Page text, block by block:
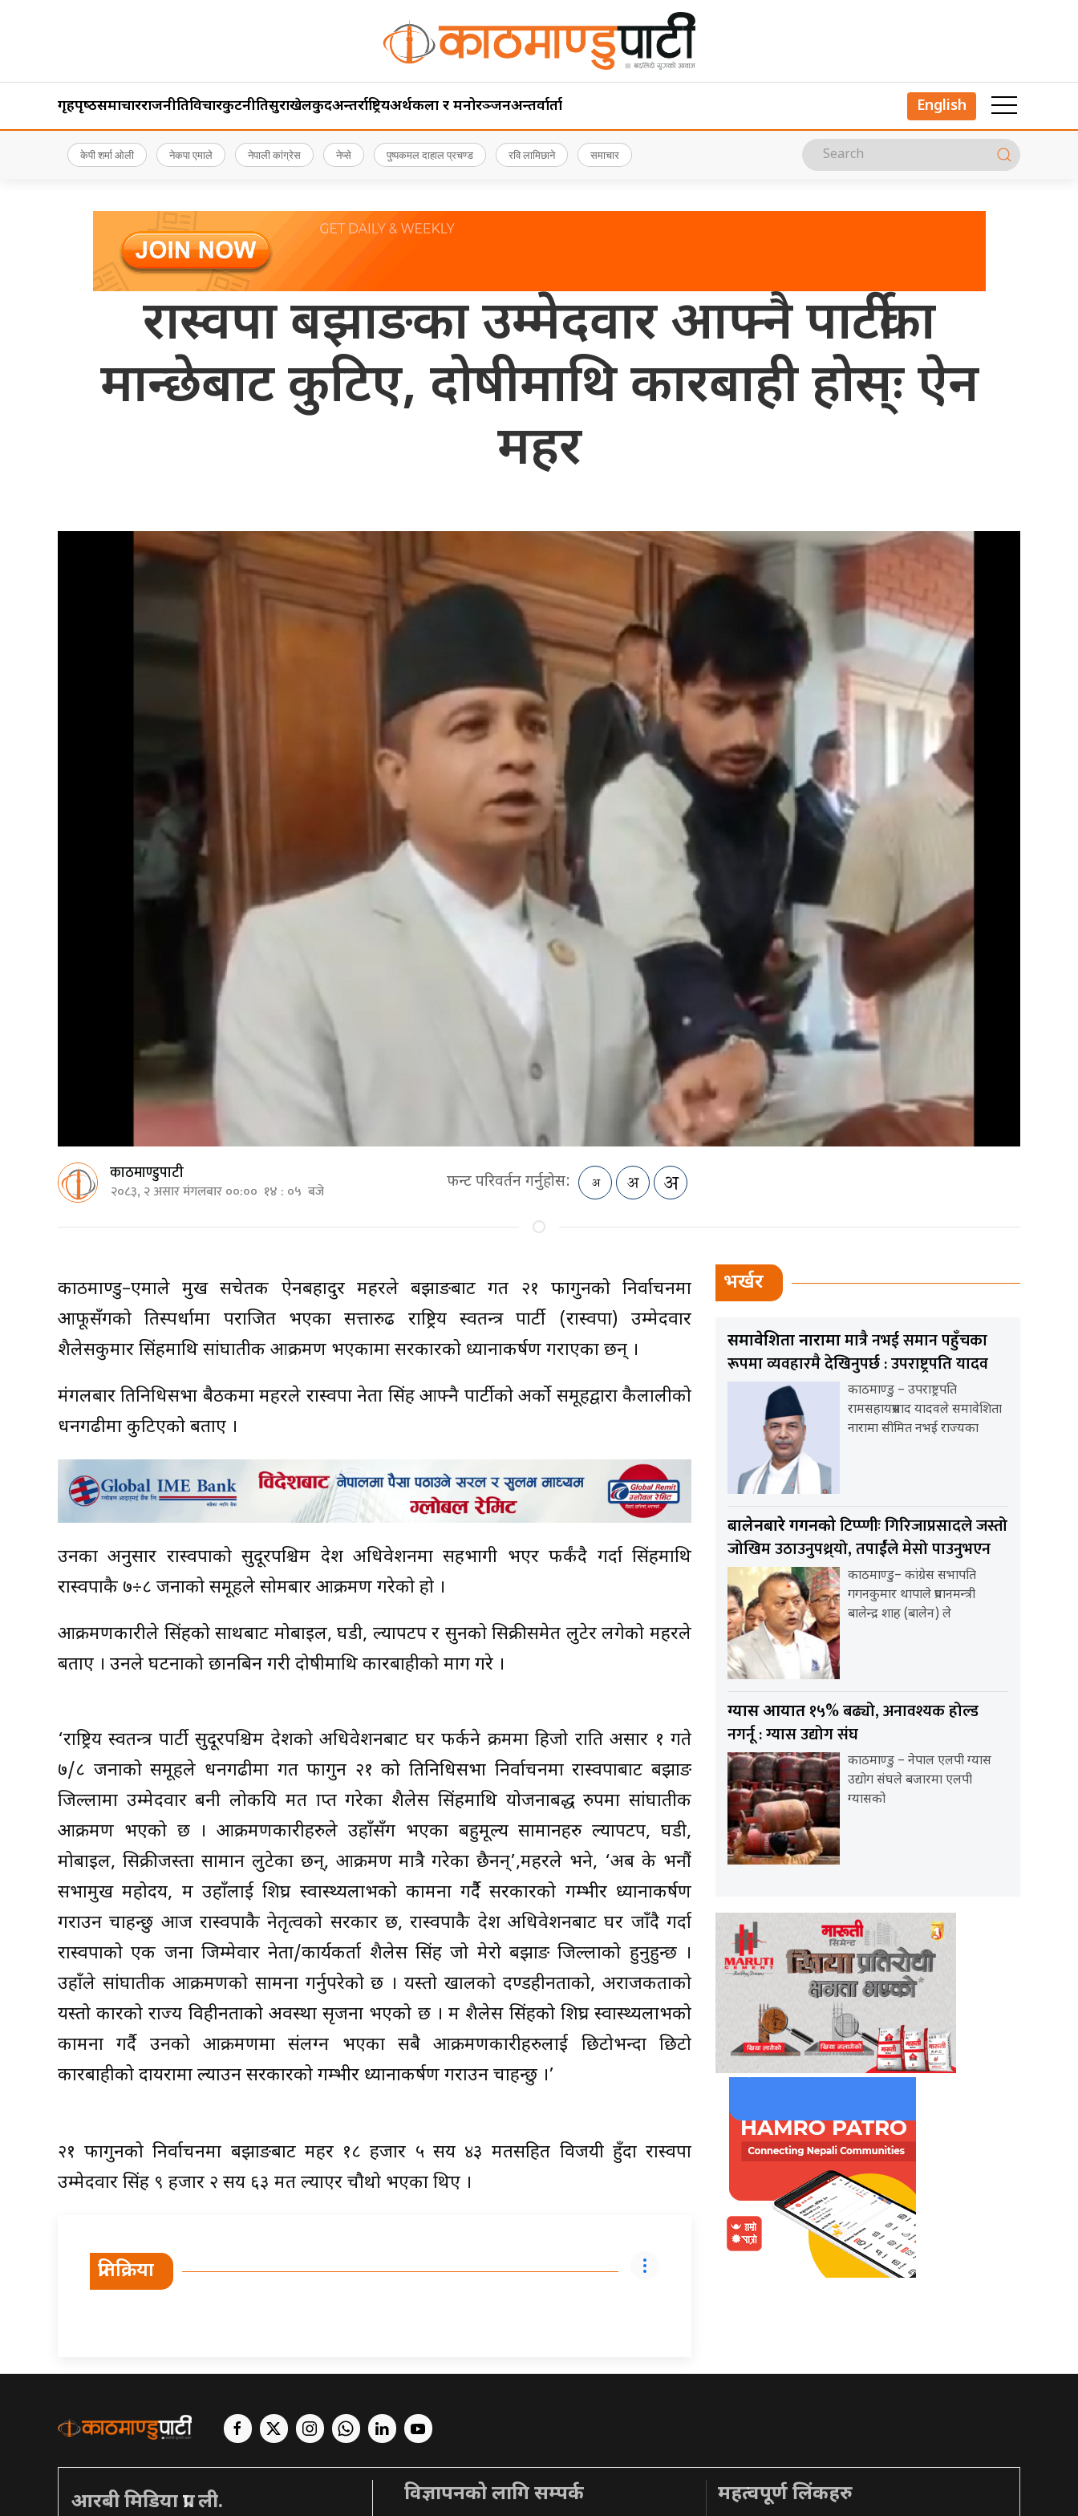
गृहपृष्‍ठसमाचारराजनीतिविचारकुटनीतिसुरक्षाखेलकुदअन्तर्राष्ट्रियअर्थकला र मनोरञ्जनअन्तर्वार्ता English
केपी शर्मा ओली नेकपा एमाले नेपाली कांग्रेस नेप्से पुष्पकमल दाहाल प्रचण्ड रवि लामिछाने समाचार
रास्वपा बझाङका उम्मेदवार आफ्नै पार्टीका
मान्छेबाट कुटिए, दोषीमाथि कारबाही होस्ः ऐन
महर
काठमाण्डुपाटी
२०८३, २ असार मंगलबार ००:०० १४ : ०५ बजे फन्ट परिवर्तन गर्नुहोस:
काठमाण्डु–एमाले प्रमुख सचेतक ऐनबहादुर महरले बझाङबाट गत २१ फागुनको निर्वाचनमा
आफूसँगको प्रतिस्पर्धामा पराजित भएका सत्तारुढ राष्ट्रिय स्वतन्त्र पार्टी (रास्वपा) उम्मेदवार
शैलेसकुमार सिंहमाथि सांघातीक आक्रमण भएकामा सरकारको ध्यानाकर्षण गराएका छन् ।
मंगलबार प्रतिनिधिसभा बैठकमा महरले रास्वपा नेता सिंह आफ्नै पार्टीको अर्को समूहद्वारा कैलालीको
धनगढीमा कुटिएको बताए ।
उनका अनुसार रास्वपाको सुदूरपश्चिम प्रदेश अधिवेशनमा सहभागी भएर फर्कंदै गर्दा सिंहमाथि
रास्वपाकै ७÷८ जनाको समूहले सोमबार आक्रमण गरेको हो ।
आक्रमणकारीले सिंहको साथबाट मोबाइल, घडी, ल्यापटप र सुनको सिक्रीसमेत लुटेर लगेको महरले
बताए । उनले घटनाको छानबिन गरी दोषीमाथि कारबाहीको माग गरे ।
‘राष्ट्रिय स्वतन्त्र पार्टी सुदूरपश्चिम प्रदेशको अधिवेशनबाट घर फर्कने क्रममा हिजो राति असार १ गते
७/८ जनाको समूहले धनगढीमा गत फागुन २१ को प्रतिनिधिसभा निर्वाचनमा रास्वपाबाट बझाङ
जिल्लामा उम्मेदवार बनी लोकप्रिय मत प्राप्त गरेका शैलेस सिंहमाथि योजनाबद्ध रुपमा सांघातीक
आक्रमण भएको छ । आक्रमणकारीहरुले उहाँसँग भएका बहुमूल्य सामानहरु ल्यापटप, घडी,
मोबाइल, सिक्रीजस्ता सामान लुटेका छन्, आक्रमण मात्रै गरेका छैनन्’,महरले भने, ‘अब के भनौं
सभामुख महोदय, म उहाँलाई शिघ्र स्वास्थ्यलाभको कामना गर्दैै सरकारको गम्भीर ध्यानाकर्षण
गराउन चाहन्छु आज रास्वपाकै नेतृत्वको सरकार छ, रास्वपाकै प्रदेश अधिवेशनबाट घर जाँदै गर्दा
रास्वपाको एक जना जिम्मेवार नेता/कार्यकर्ता शैलेस सिंह जो मेरो बझाङ जिल्लाको हुनुहुन्छ ।
उहाँले सांघातीक आक्रमणको सामना गर्नुपरेको छ । यस्तो खालको दण्डहीनताको, अराजकताको
यस्तो प्रकारको राज्य विहीनताको अवस्था सृजना भएको छ । म शैलेस सिंहको शिघ्र स्वास्थ्यलाभको
कामना गर्दै उनको आक्रमणमा संलग्न भएका सबै आक्रमणकारीहरुलाई छिटोभन्दा छिटो
कारबाहीको दायरामा ल्याउन सरकारको गम्भीर ध्यानाकर्षण गराउन चाहन्छु ।’
२१ फागुनको निर्वाचनमा बझाङबाट महर १८ हजार ५ सय ४३ मतसहित विजयी हुँदा रास्वपा
उम्मेदवार सिंह ९ हजार २ सय ६३ मत ल्याएर चौथो भएका थिए ।
प्रतिक्रिया
भर्खर
समावेशिता नारामामात्रै नभई समान पहुँचका
रूपमा व्यवहारमै देखिनुपर्छ : उपराष्ट्रपति यादव
काठमाण्डु – उपराष्ट्रपति
रामसहायप्रसाद यादवले समावेशिता
नारामा सीमित नभई राज्यका
बालेनबारे गगनकोटिप्प्णीः गिरिजाप्रसादले जस्तो
जोखिम उठाउनुपथ्र्यो, तपार्ईंले मेसो पाउनुभएन
काठमाण्डु– कांग्रेस सभापति
गगनकुमार थापाले प्रधानमन्त्री
बालेन्द्र शाह (बालेन) ले
ग्यास आयात १५% बढ्यो, अनावश्यक होल्ड
नगर्नू : ग्यास उद्योग संघ
काठमाण्डु – नेपाल एलपी ग्यास
उद्योग संघले बजारमा एलपी
ग्यासको
आरबी मिडिया प्रा. ली. विज्ञापनको लागि सम्पर्क महत्वपूर्ण लिंकहरु